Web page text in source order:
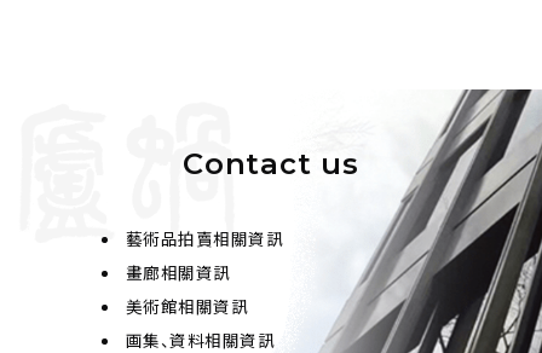
Contact us
藝術品拍賣相關資訊
畫廊相關資訊
美術館相關資訊
画集、資料相關資訊